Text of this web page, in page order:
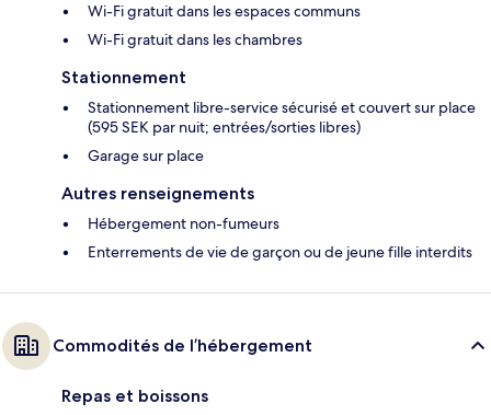
Wi-Fi gratuit dans les espaces communs
Wi-Fi gratuit dans les chambres
Stationnement
Stationnement libre-service sécurisé et couvert sur place
(595 SEK par nuit; entrées/sorties libres)
Garage sur place
Autres renseignements
Hébergement non-fumeurs
Enterrements de vie de garçon ou de jeune fille interdits
Commodités de l’hébergement
Repas et boissons